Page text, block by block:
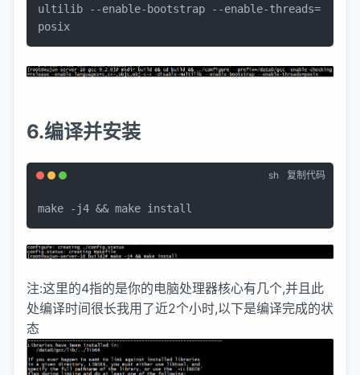
ultilib --enable-bootstrap --enable-threads=
posix
6.编译并安装
sh 复制代码
make -j4 && make install
注:这里的4指的是你的电脑处理器核心有几个,并且此
处编译时间很长我用了近2个小时,以下是编译完成的状
态